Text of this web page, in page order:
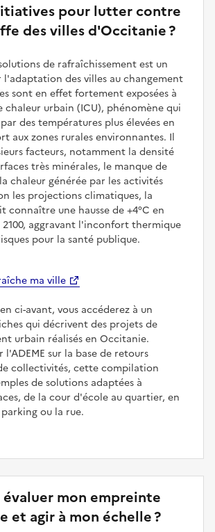
pour lutter contre
des villes d'Occitanie ?
de rafraîchissement est un
des villes au changement
sont en effet fortement exposées à
urbain (ICU), phénomène qui
des températures plus élevées en
aux zones rurales environnantes. Il
facteurs, notamment la densité
très minérales, le manque de
chaleur générée par les activités
les projections climatiques, la
connaître une hausse de +4°C en
aggravant l'inconfort thermique
pour la santé publique.
ma ville
ci-avant, vous accéderez à un
qui décrivent des projets de
urbain réalisés en Occitanie.
sur la base de retours
collectivités, cette compilation
de solutions adaptées à
de la cour d'école au quartier, en
ou la rue.
mon empreinte
et agir à mon échelle ?